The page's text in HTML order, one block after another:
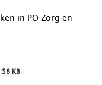
in PO Zorg en
58 KB